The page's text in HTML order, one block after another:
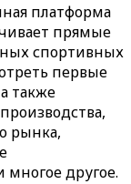
платформа
прямые
спортивных
первые
также
рынка,
другое.